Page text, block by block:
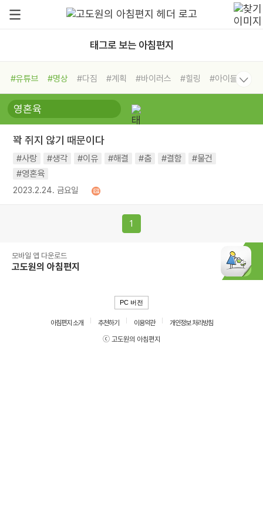
태그로 보는 아침편지
#유튜브 #명상 #다짐 #계획 #바이러스 #힐링
#아이들
#비전캠프
#독서캠프 #삶
#희망
#나눔 #친구 #링컨학교
#독서
#건강 #면역력
꽉 쥐지 않기 때문이다
#사랑 #생각 #이유 #해결 #춤 #결함
#물건
#영혼육
2023.2.24. 금요일
1
모바일 앱 다운로드
고도원의 아침편지
PC 버전
아침편지 소개 추천하기 이용약관
개인정보 처리방침
ⓒ 고도원의 아침편지